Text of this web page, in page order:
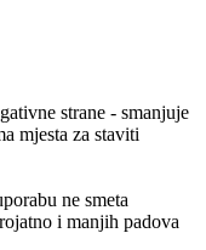
strane - smanjuje
mjesta za staviti
ne smeta
i manjih padova